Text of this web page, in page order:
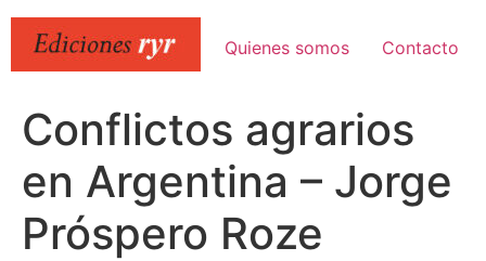
contenido
Quienes somos Contacto
Conflictos agrarios
en Argentina – Jorge
Próspero Roze